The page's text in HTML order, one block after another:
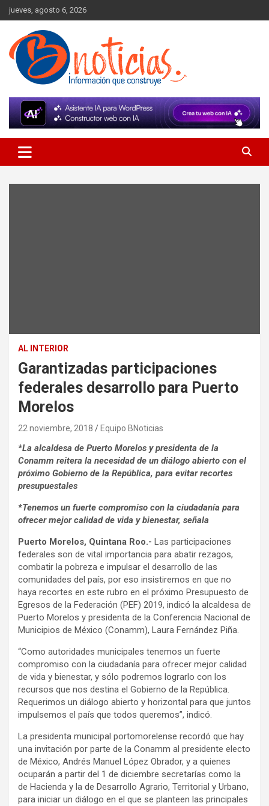
Skip
to
content
jueves, agosto 6, 2026
BNoticias
AL INTERIOR
Garantizadas participaciones
federales desarrollo para Puerto
Morelos
22 noviembre, 2018 Equipo BNoticias
*La alcaldesa de Puerto Morelos y presidenta de la
Conamm reitera la necesidad de un diálogo abierto con el
próximo Gobierno de la República, para evitar recortes
presupuestales
*Tenemos un fuerte compromiso con la ciudadanía para
ofrecer mejor calidad de vida y bienestar, señala
Puerto Morelos, Quintana Roo.- Las participaciones
federales son de vital importancia para abatir rezagos,
combatir la pobreza e impulsar el desarrollo de las
comunidades del país, por eso insistiremos en que no
haya recortes en este rubro en el próximo Presupuesto de
Egresos de la Federación (PEF) 2019, indicó la alcaldesa de
Puerto Morelos y presidenta de la Conferencia Nacional de
Municipios de México (Conamm), Laura Fernández Piña.
“Como autoridades municipales tenemos un fuerte
compromiso con la ciudadanía para ofrecer mejor calidad
de vida y bienestar, y sólo podremos lograrlo con los
recursos que nos destina el Gobierno de la República.
Requerimos un diálogo abierto y horizontal para que juntos
impulsemos el país que todos queremos”, indicó.
La presidenta municipal portomorelense recordó que hay
una invitación por parte de la Conamm al presidente electo
de México, Andrés Manuel López Obrador, y a quienes
ocuparán a partir del 1 de diciembre secretarías como la
de Hacienda y la de Desarrollo Agrario, Territorial y Urbano,
para iniciar un diálogo en el que se planteen las principales